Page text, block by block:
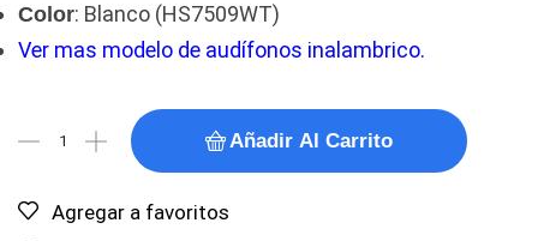
Color: Blanco (HS7509WT)
Ver mas modelo de audífonos inalambrico.
Añadir Al Carrito
Agregar a favoritos